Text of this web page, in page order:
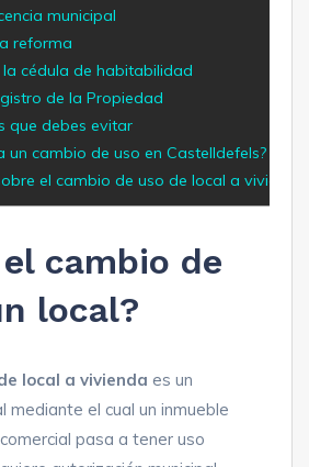
municipal
reforma
cédula de habitabilidad
de la Propiedad
que debes evitar
un cambio de uso en Castelldefels?
el cambio de uso de local a
cambio de
local?
local a vivienda es un
mediante el cual un inmueble
pasa a tener uso